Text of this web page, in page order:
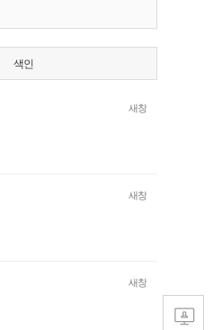
색인
새창
새창
새창